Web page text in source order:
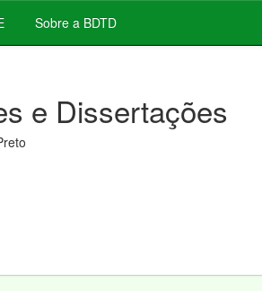
Sobre a BDTD
e Dissertações